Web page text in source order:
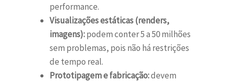
performance.
Visualizações estáticas (renders,
imagens):podem conter 5 a 50 milhões
sem problemas, pois não há restrições
de tempo real.
Prototipagem e fabricação:devem